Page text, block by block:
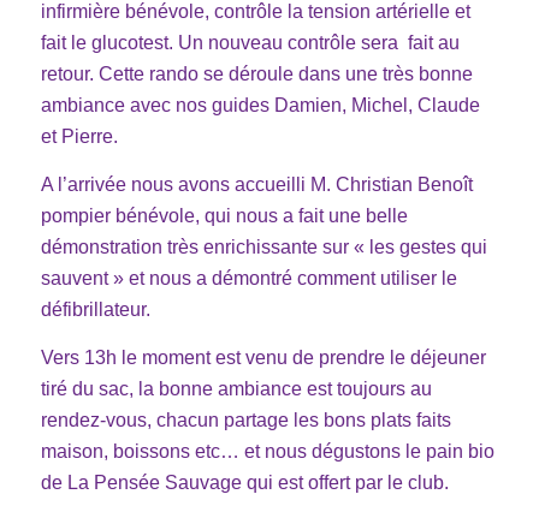
infirmière bénévole, contrôle la tension artérielle et
fait le glucotest. Un nouveau contrôle sera fait au
retour. Cette rando se déroule dans une très bonne
ambiance avec nos guides Damien, Michel, Claude
et Pierre.
A l’arrivée nous avons accueilli M. Christian Benoît
pompier bénévole, qui nous a fait une belle
démonstration très enrichissante sur « les gestes qui
sauvent » et nous a démontré comment utiliser le
défibrillateur.
Vers 13h le moment est venu de prendre le déjeuner
tiré du sac, la bonne ambiance est toujours au
rendez-vous, chacun partage les bons plats faits
maison, boissons etc… et nous dégustons le pain bio
de La Pensée Sauvage qui est offert par le club.